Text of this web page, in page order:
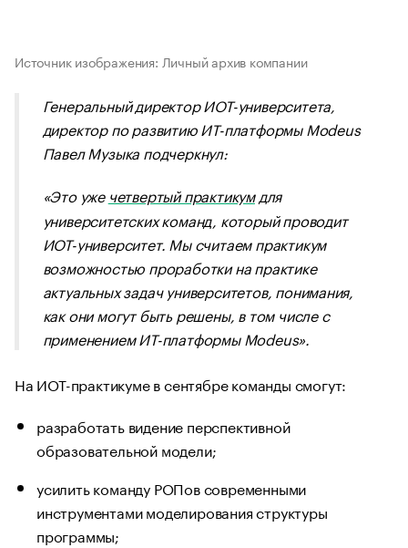
Источник изображения: Личный архив компании
Генеральный директор ИОТ-университета,
директор по развитию ИТ-платформы Modeus
Павел Музыка подчеркнул:
«Это уже четвертый практикумдля
университетских команд, который проводит
ИОТ-университет. Мы считаем практикум
возможностью проработки на практике
актуальных задач университетов, понимания,
как они могут быть решены, в том числе с
применением ИТ-платформы Modeus».
На ИОТ-практикуме в сентябре команды смогут:
разработать видение перспективной
образовательной модели;
усилить команду РОПов современными
инструментами моделирования структуры
программы;